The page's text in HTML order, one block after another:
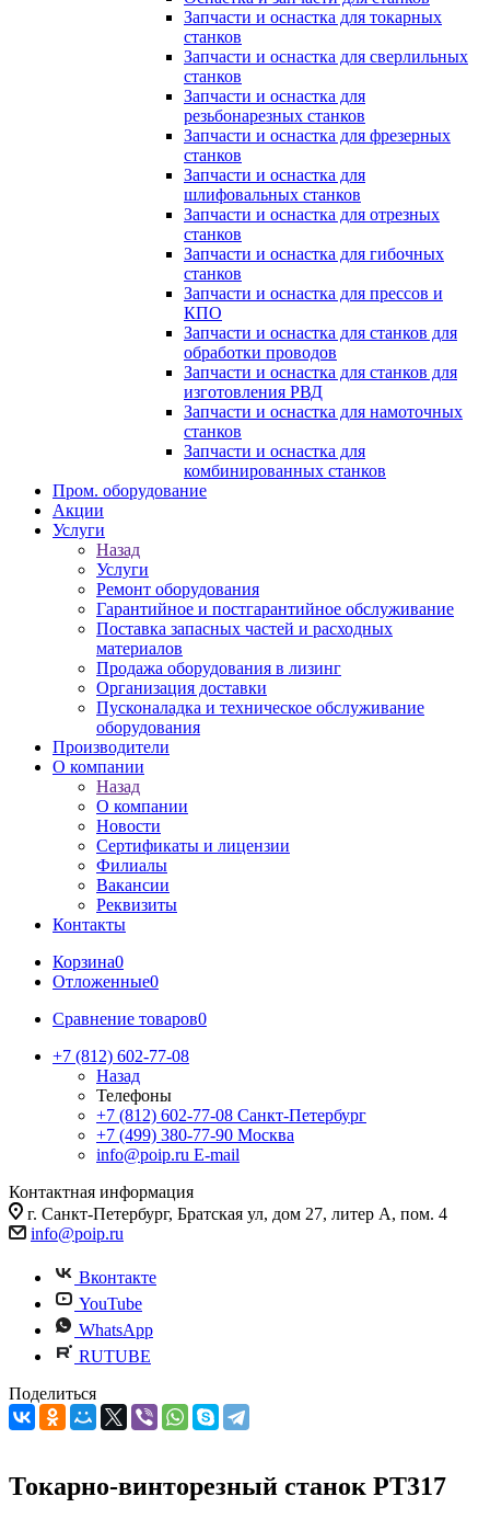
Запчасти и оснастка для токарных
станков
Запчасти и оснастка для сверлильных
станков
Запчасти и оснастка для
резьбонарезных станков
Запчасти и оснастка для фрезерных
станков
Запчасти и оснастка для
шлифовальных станков
Запчасти и оснастка для отрезных
станков
Запчасти и оснастка для гибочных
станков
Запчасти и оснастка для прессов и
КПО
Запчасти и оснастка для станков для
обработки проводов
Запчасти и оснастка для станков для
изготовления РВД
Запчасти и оснастка для намоточных
станков
Запчасти и оснастка для
комбинированных станков
Пром. оборудование
Акции
Услуги
Назад
Услуги
Ремонт оборудования
Гарантийное и постгарантийное обслуживание
Поставка запасных частей и расходных
материалов
Продажа оборудования в лизинг
Организация доставки
Пусконаладка и техническое обслуживание
оборудования
Производители
О компании
Назад
О компании
Новости
Сертификаты и лицензии
Филиалы
Вакансии
Реквизиты
Контакты
Корзина0
Отложенные0
Сравнение товаров0
+7 (812) 602-77-08
Назад
Телефоны
+7 (812) 602-77-08 Санкт-Петербург
+7 (499) 380-77-90 Москва
info@poip.ru E-mail
Контактная информация
г. Санкт-Петербург, Братская ул, дом 27, литер А, пом. 4
info@poip.ru
Вконтакте
YouTube
WhatsApp
RUTUBE
Поделиться
Токарно-винторезный станок РТ317